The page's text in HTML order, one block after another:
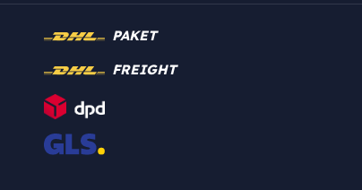
PAKET
FREIGHT